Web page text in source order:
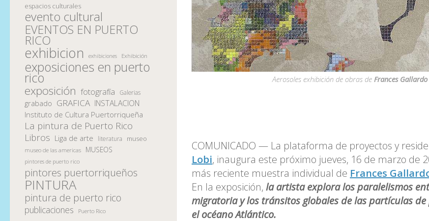
Aerosoles exhibición de obras de Frances Gallardo
COMUNICADO — La plataforma de proyectos y
Lobi, inaugura este próximo jueves, 16 de marzo de
más reciente muestra individual de Frances
En la exposición, la artista explora los paralelismos
migratoria y los tránsitos globales de las partículas
el océano Atlántico.
espacios culturales
evento cultural
EVENTOS EN PUERTO
RICO
exhibicion exhibiciones Exhibición
exposiciones en puerto
rico
exposición fotografía Galerias
grabado GRAFICA INSTALACION
Instituto de Cultura Puertorriqueña
La pintura de Puerto Rico
Libros Liga de arte literatura museo
museo de las americas MUSEOS
pintores de puerto rico
pintores puertorriqueños
PINTURA
pintura de puerto rico
publicaciones Puerto Rico